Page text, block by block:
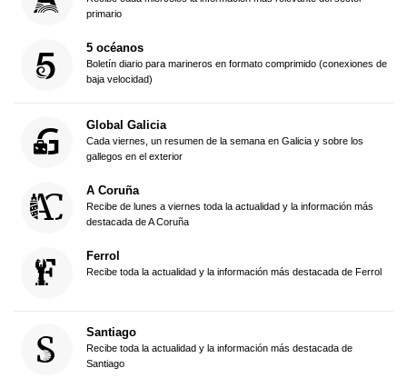
primario
5 océanos
Boletín diario para marineros en formato comprimido (conexiones de
baja velocidad)
Global Galicia
Cada viernes, un resumen de la semana en Galicia y sobre los
gallegos en el exterior
A Coruña
Recibe de lunes a viernes toda la actualidad y la información más
destacada de A Coruña
Ferrol
Recibe toda la actualidad y la información más destacada de Ferrol
Santiago
Recibe toda la actualidad y la información más destacada de
Santiago